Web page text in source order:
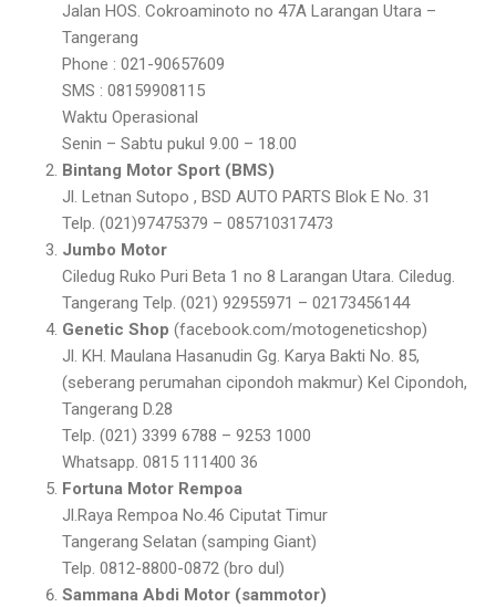
Jalan HOS. Cokroaminoto no 47A Larangan Utara –
Tangerang
Phone : 021-90657609
SMS : 08159908115
Waktu Operasional
Senin – Sabtu pukul 9.00 – 18.00
Bintang Motor Sport (BMS)
Jl. Letnan Sutopo , BSD AUTO PARTS Blok E No. 31
Telp. (021)97475379 – 085710317473
Jumbo Motor
Ciledug Ruko Puri Beta 1 no 8 Larangan Utara. Ciledug.
Tangerang Telp. (021) 92955971 – 02173456144
Genetic Shop (facebook.com/motogeneticshop)
Jl. KH. Maulana Hasanudin Gg. Karya Bakti No. 85,
(seberang perumahan cipondoh makmur) Kel Cipondoh,
Tangerang D.28
Telp. (021) 3399 6788 – 9253 1000
Whatsapp. 0815 111400 36
Fortuna Motor Rempoa
Jl.Raya Rempoa No.46 Ciputat Timur
Tangerang Selatan (samping Giant)
Telp. 0812-8800-0872 (bro dul)
Sammana Abdi Motor (sammotor)